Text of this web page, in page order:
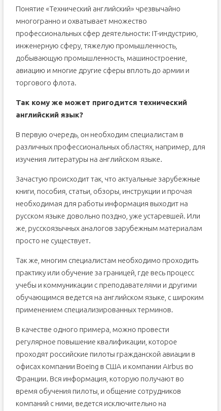
Понятие «Технический английский» чрезвычайно
многогранно и охватывает множество
профессиональных сфер деятельности: IT-индустрию,
инженерную сферу, тяжелую промышленность,
добывающую промышленность, машиностроение,
авиацию и многие другие сферы вплоть до армии и
торгового флота.
Так кому же может пригодится технический
английский язык?
В первую очередь, он необходим специалистам в
различных профессиональных областях, например, для
изучения литературы на английском языке.
Зачастую происходит так, что актуальные зарубежные
книги, пособия, статьи, обзоры, инструкции и прочая
необходимая для работы информация выходит на
русском языке довольно поздно, уже устаревшей. Или
же, русскоязычных аналогов зарубежным материалам
просто не существует.
Так же, многим специалистам необходимо проходить
практику или обучение за границей, где весь процесс
учебы и коммуникации с преподавателями и другими
обучающимся ведется на английском языке, с широким
применением специализированных терминов.
В качестве одного примера, можно провести
регулярное повышение квалификации, которое
проходят российские пилоты гражданской авиации в
офисах компании Boeing в США и компании Airbus во
Франции. Вся информация, которую получают во
время обучения пилоты, и общение сотрудников
компаний с ними, ведется исключительно на